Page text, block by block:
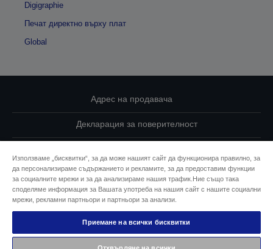
Digigraphie
Печат директно върху плат
Global
Адрес на продавача
Декларация за поверителност
Свържете се с нас за Вашите данни
Информация за бисквитките
Ангажимент за достъпност на Epson
Използваме „бисквитки“, за да може нашият сайт да функционира правилно, за
да персонализираме съдържанието и рекламите, за да предоставим функции
за социалните мрежи и за да анализираме нашия трафик.Ние също така
споделяме информация за Вашата употреба на нашия сайт с нашите социални
мрежи, рекламни партньори и партньори за анализи.
Приемане на всички бисквитки